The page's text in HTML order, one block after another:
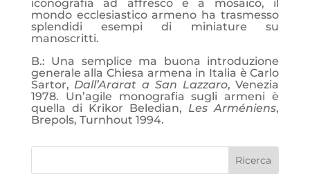
iconografia ad affresco e a mosaico, il
mondo ecclesiastico armeno ha trasmesso
splendidi esempi di miniature su
manoscritti.
B.: Una semplice ma buona introduzione
generale alla Chiesa armena in Italia è Carlo
Sartor, Dall’Ararat a San Lazzaro, Venezia
1978. Un’agile monografia sugli armeni è
quella di Krikor Beledian, Les Arméniens,
Brepols, Turnhout 1994.